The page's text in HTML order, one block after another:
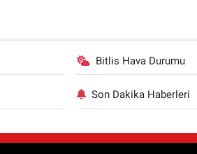
Bitlis Hava Durumu
Son Dakika Haberleri